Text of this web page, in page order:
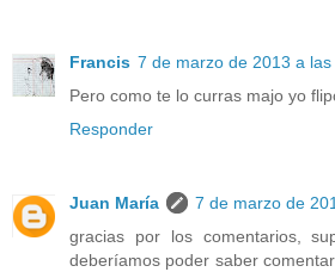
Francis 7 de marzo de 2013 a
Pero como te lo curras majo yo
Responder
Juan María
7 de marzo de
gracias por los comentarios,
deberíamos poder saber